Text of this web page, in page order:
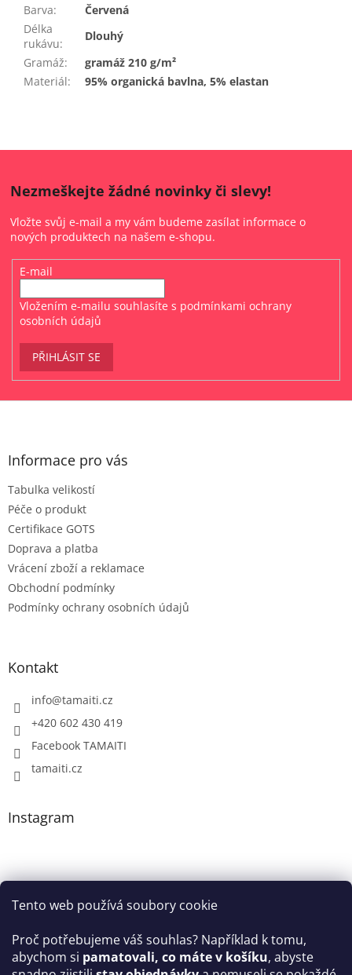
Tento web používá soubory cookie
Proč potřebujeme váš souhlas? Například k tomu,
abychom si pamatovali, co máte v košíku, abyste
Barva:
Červená
Délka
rukávu:
Dlouhý
Gramáž:
gramáž 210 g/m²
Materiál: 95% organická bavlna, 5% elastan
Nezmeškejte žádné novinky či slevy!
Vložte svůj e-mail a my vám budeme zasílat informace o
nových produktech na našem e-shopu.
E-mail
Vložením e-mailu souhlasíte s podmínkami ochrany
osobních údajů
PŘIHLÁSIT SE
Z
Informace pro vás
Tabulka velikostí
Péče o produkt
Certifikace GOTS
Doprava a platba
Vrácení zboží a reklamace
Obchodní podmínky
Podmínky ochrany osobních údajů
Kontakt
info@tamaiti.cz
+420 602 430 419
Facebook TAMAITI
tamaiti.cz
Instagram